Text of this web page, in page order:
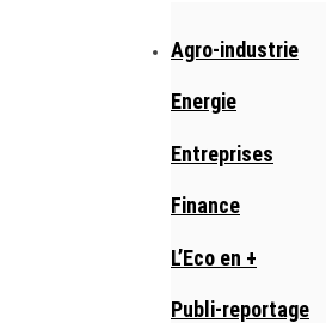
Agro-industrie
Energie
Entreprises
Finance
L’Eco en +
Publi-reportage